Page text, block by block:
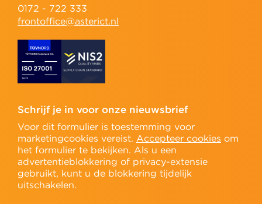
0172 - 722 333
frontoffice@asterict.nl
Schrijf je in voor onze nieuwsbrief
Voor dit formulier is toestemming voor
marketingcookies vereist. Accepteer cookies om
het formulier te bekijken. Als u een
advertentieblokkering of privacy-extensie
gebruikt, kunt u de blokkering tijdelijk
uitschakelen.